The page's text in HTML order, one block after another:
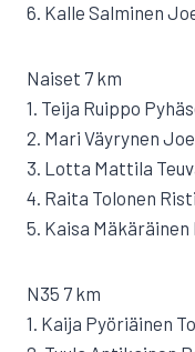
6. Kalle Salminen
Naiset 7 km
1. Teija Ruippo
2. Mari Väyrynen
3. Lotta Mattila
4. Raita Tolonen
5. Kaisa
N35 7 km
1. Kaija Pyöriäinen